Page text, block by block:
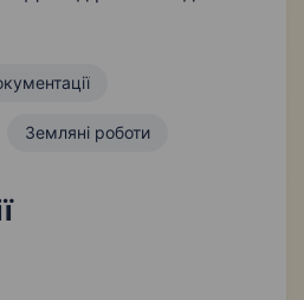
Земляні роботи